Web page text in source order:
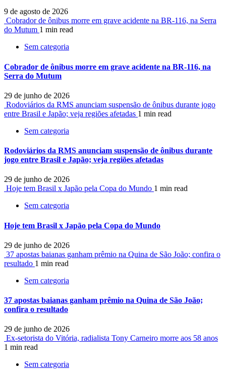
9 de agosto de 2026
Cobrador de ônibus morre em grave acidente na BR-116, na Serra
do Mutum 1 min read
Sem categoria
Cobrador de ônibus morre em grave acidente na BR-116, na
Serra do Mutum
29 de junho de 2026
Rodoviários da RMS anunciam suspensão de ônibus durante jogo
entre Brasil e Japão; veja regiões afetadas 1 min read
Sem categoria
Rodoviários da RMS anunciam suspensão de ônibus durante
jogo entre Brasil e Japão; veja regiões afetadas
29 de junho de 2026
Hoje tem Brasil x Japão pela Copa do Mundo 1 min read
Sem categoria
Hoje tem Brasil x Japão pela Copa do Mundo
29 de junho de 2026
37 apostas baianas ganham prêmio na Quina de São João; confira o
resultado 1 min read
Sem categoria
37 apostas baianas ganham prêmio na Quina de São João;
confira o resultado
29 de junho de 2026
Ex-setorista do Vitória, radialista Tony Carneiro morre aos 58 anos
1 min read
Sem categoria